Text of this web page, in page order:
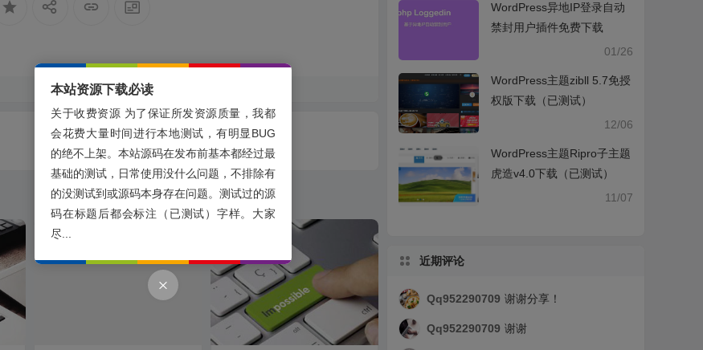
WordPress异地IP登录自动
禁封用户插件免费下载
01/26
WordPress主题zibll 5.7免授
权版下载（已测试）
12/06
WordPress主题Ripro子主题
虎造v4.0下载（已测试）
11/07
近期评论
Qq952290709 谢谢分享！
Qq952290709 谢谢
本站资源下载必读
关于收费资源 为了保证所发资源质量，我都
会花费大量时间进行本地测试，有明显BUG
的绝不上架。本站源码在发布前基本都经过最
基础的测试，日常使用没什么问题，不排除有
的没测试到或源码本身存在问题。测试过的源
码在标题后都会标注（已测试）字样。大家
尽...